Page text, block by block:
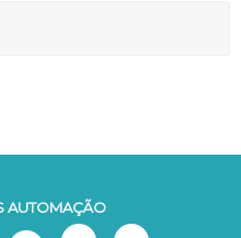
AUTOMAÇÃO